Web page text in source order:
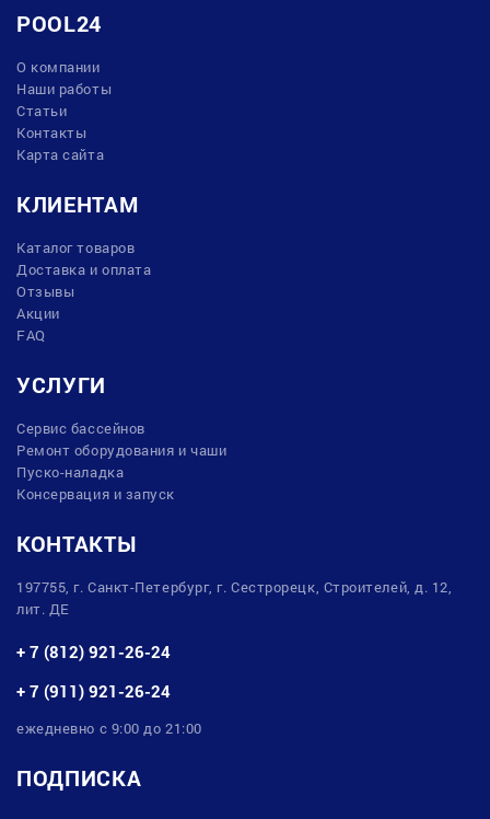
POOL24
О компании
Наши работы
Статьи
Контакты
Карта сайта
КЛИЕНТАМ
Каталог товаров
Доставка и оплата
Отзывы
Акции
FAQ
УСЛУГИ
Сервис бассейнов
Ремонт оборудования и чаши
Пуско-наладка
Консервация и запуск
КОНТАКТЫ
197755, г. Санкт-Петербург, г. Сестрорецк, Строителей, д. 12,
лит. ДЕ
+ 7 (812) 921-26-24
+ 7 (911) 921-26-24
ежедневно с 9:00 до 21:00
ПОДПИСКА